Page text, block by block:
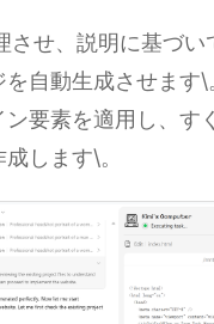
させ、説明に基づい
を自動生成させます\
要素を適用し、す
します\。